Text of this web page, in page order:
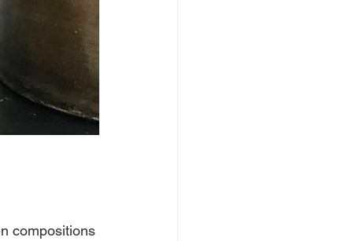
compositions